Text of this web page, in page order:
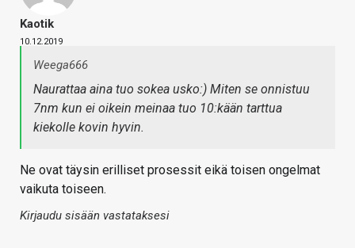
Kaotik
10.12.2019
Weega666
Naurattaa aina tuo sokea usko:) Miten se onnistuu
7nm kun ei oikein meinaa tuo 10:kään tarttua
kiekolle kovin hyvin.
Ne ovat täysin erilliset prosessit eikä toisen ongelmat
vaikuta toiseen.
Kirjaudu sisään vastataksesi